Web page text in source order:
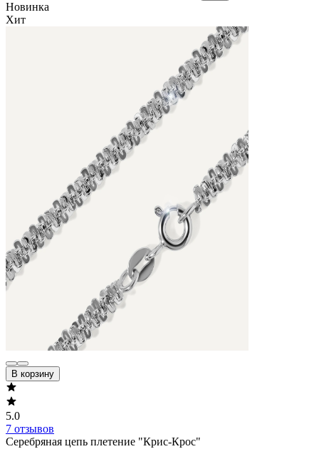
Новинка
Хит
В корзину
5.0
7 отзывов
Серебряная цепь плетение "Крис-Крос"